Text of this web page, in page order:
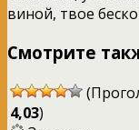
виной, твое
Смотрите
4,03)